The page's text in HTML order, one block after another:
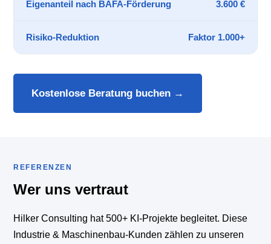
Eigenanteil nach BAFA-Förderung 3.600 €
Risiko-Reduktion Faktor 1.000+
Kostenlose Beratung buchen →
REFERENZEN
Wer uns vertraut
Hilker Consulting hat 500+ KI-Projekte begleitet. Diese
Industrie & Maschinenbau-Kunden zählen zu unseren